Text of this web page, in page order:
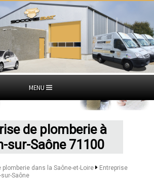
MENU
de plomberie à
sur-Saône 71100
plomberie dans la Saône-et-Loire
Entreprise
Saône